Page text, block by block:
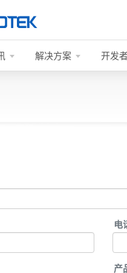
解决方案 开发
电
产